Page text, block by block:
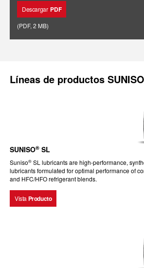
Descargar PDF
(PDF, 2 MB)
Líneas de productos SUNISO
SUNISO® SL
Suniso® SL lubricants are high-performance,
lubricants formulated for optimal performance of
and HFC/HFO refrigerant blends.
Vista Producto